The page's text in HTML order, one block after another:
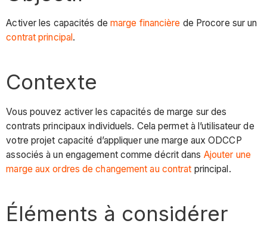
Activer les capacités de marge financière de Procore sur un
contrat principal .
Contexte
Vous pouvez activer les capacités de marge sur des
contrats principaux individuels. Cela permet à l’utilisateur de
votre projet capacité d’appliquer une marge aux ODCCP
associés à un engagement comme décrit dans Ajouter une
marge aux ordres de changement au contrat principal.
Éléments à considérer